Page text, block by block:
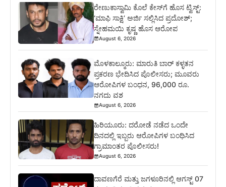
ರೇಣುಕಾಸ್ವಾಮಿ ಕೊಲೆ ಕೇಸ್‌ಗೆ ಹೊಸ ಟ್ವಿಸ್ಟ್:
‘ಮಾಫಿ ಸಾಕ್ಷಿ’ ಅರ್ಜಿ ಸಲ್ಲಿಸಿದ ಪ್ರದೋಶ್;
ಸ್ನೇಹಮಯಿ ಕೃಷ್ಣ ಹೊಸ ಆರೋಪ
August 6, 2026
ಮೊಳಕಾಲ್ಮೂರು: ಮಾರುತಿ ಬಾರ್ ಕಳ್ಳತನ
ಪ್ರಕರಣ ಭೇದಿಸಿದ ಪೊಲೀಸರು; ಮೂವರು
ಆರೋಪಿಗಳ ಬಂಧನ, 96,000 ರೂ.
ನಗದು ವಶ
August 6, 2026
ಹಿರಿಯೂರು: ದರೋಡೆ ನಡೆದ ಒಂದೇ
ದಿನದಲ್ಲಿ ಇಬ್ಬರು ಆರೋಪಿಗಳ ಬಂಧಿಸಿದ
ಗ್ರಾಮಾಂತರ ಪೊಲೀಸರು!
August 6, 2026
ದಾವಣಗೆರೆ ಮತ್ತು ಜಗಳೂರಿನಲ್ಲಿ ಆಗಸ್ಟ್ 07